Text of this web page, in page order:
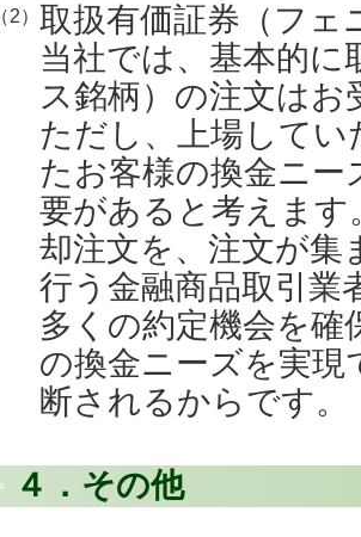
（2） 取扱有価証券（フェ
当社では、基本的に
ス銘柄）の注文は
ただし、上場して
たお客様の換金ニ
要があると考えま
却注文を、注文が集
行う金融商品取引業
多くの約定機会を
の換金ニーズを実現
断されるからです。
４．その他